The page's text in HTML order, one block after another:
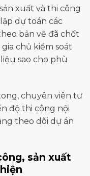
xuất và thi công
dự toán các
bản vẽ đã chốt
chủ kiểm soát
sao cho phù
chuyên viên tư
độ thi công nội
theo dõi dự án
sản xuất